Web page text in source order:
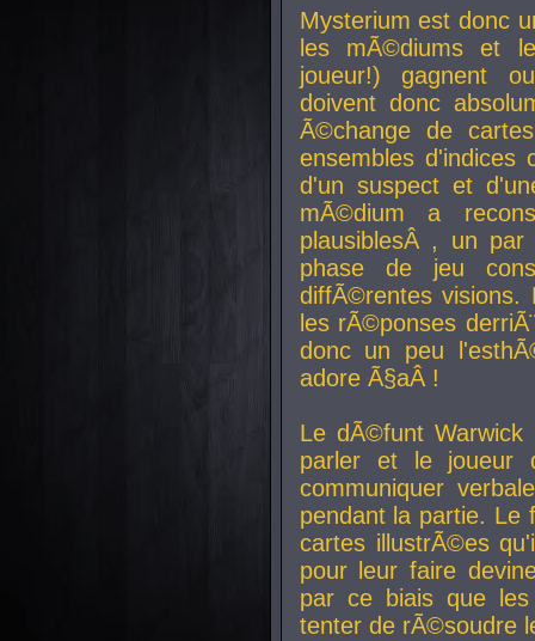
Mysterium est donc
les mÃ©diums et
joueur!) gagnent
doivent donc
Ã©change de
ensembles d'indices
d'un suspect et
mÃ©dium a
plausiblesÂ , un par
phase de jeu
diffÃ©rentes visions.
les rÃ©ponses
donc un peu
adore Ã§aÂ !
Le dÃ©funt Warwick
parler et le joueur
communiquer
pendant la partie. Le
cartes illustrÃ©es
pour leur faire
par ce biais que
tenter de rÃ©soudre